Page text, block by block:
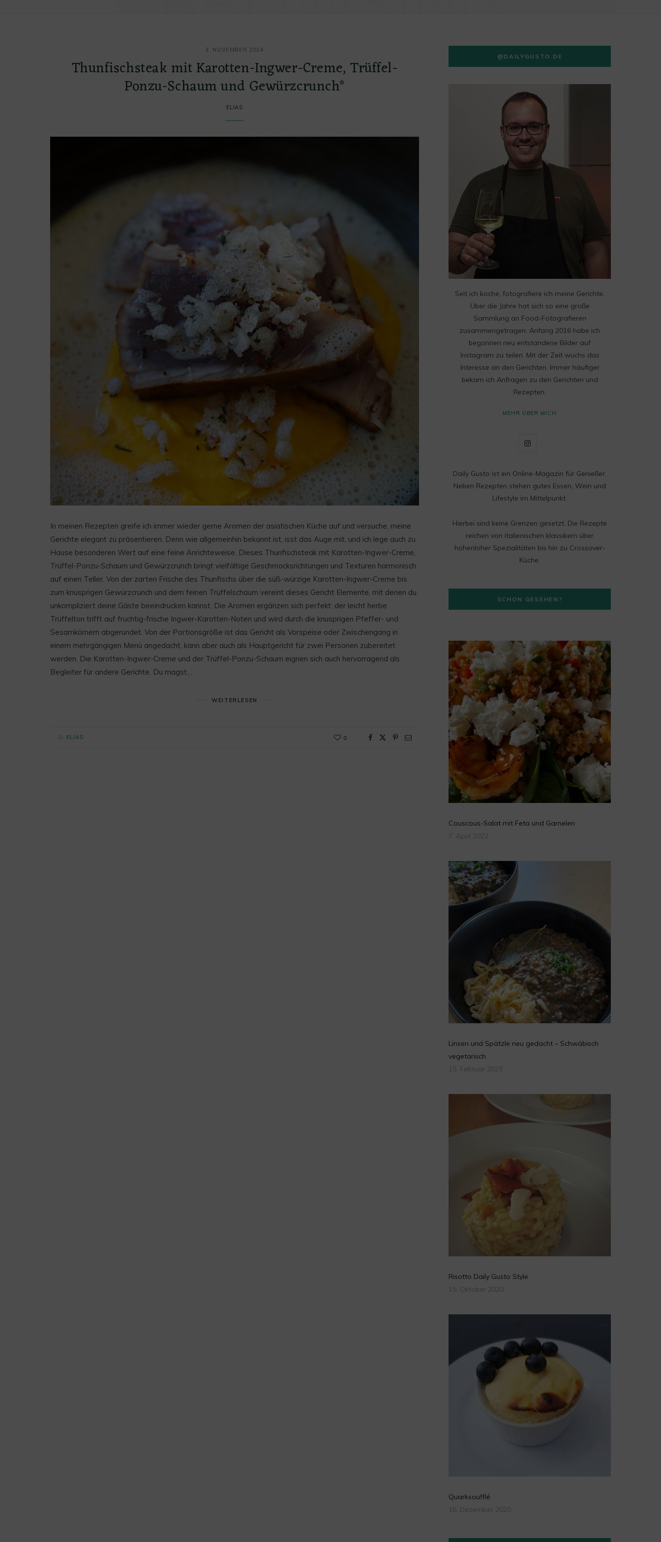
3. NOVEMBER 2024
Thunfischsteak mit Karotten-Ingwer-Creme, Trüffel-
Ponzu-Schaum und Gewürzcrunch*
ELIAS
In meinen Rezepten greife ich immer wieder gerne Aromen der asiatischen Küche auf und versuche, meine
Gerichte elegant zu präsentieren. Denn wie allgemeinhin bekannt ist, isst das Auge mit, und ich lege auch zu
Hause besonderen Wert auf eine feine Anrichteweise. Dieses Thunfischsteak mit Karotten-Ingwer-Creme,
Trüffel-Ponzu-Schaum und Gewürzcrunch bringt vielfältige Geschmacksrichtungen und Texturen harmonisch
auf einen Teller. Von der zarten Frische des Thunfischs über die süß-würzige Karotten-Ingwer-Creme bis
zum knusprigen Gewürzcrunch und dem feinen Trüffelschaum vereint dieses Gericht Elemente, mit denen du
unkompliziert deine Gäste beeindrucken kannst. Die Aromen ergänzen sich perfekt: der leicht herbe
Trüffelton trifft auf fruchtig-frische Ingwer-Karotten-Noten und wird durch die knusprigen Pfeffer- und
Sesamkörnern abgerundet. Von der Portionsgröße ist das Gericht als Vorspeise oder Zwischengang in
einem mehrgängigen Menü angedacht, kann aber auch als Hauptgericht für zwei Personen zubereitet
werden. Die Karotten-Ingwer-Creme und der Trüffel-Ponzu-Schaum eignen sich auch hervorragend als
Begleiter für andere Gerichte. Du magst…
WEITERLESEN
ELIAS 0
@DAILYGUSTO.DE
Seit ich koche, fotografiere ich meine Gerichte.
Über die Jahre hat sich so eine große
Sammlung an Food-Fotografieren
zusammengetragen. Anfang 2016 habe ich
begonnen neu entstandene Bilder auf
Instagram zu teilen. Mit der Zeit wuchs das
Interesse an den Gerichten. Immer häufiger
bekam ich Anfragen zu den Gerichten und
Rezepten.
MEHR ÜBER MICH
I
s
t
g
r
m
Daily Gusto ist ein Online-Magazin für Genießer.
Neben Rezepten stehen gutes Essen, Wein und
Lifestyle im Mittelpunkt.
Hierbei sind keine Grenzen gesetzt. Die Rezepte
reichen von italienischen klassikern über
hohenloher Spezialitäten bis hin zu Crossover-
Küche.
SCHON GESEHEN?
Couscous-Salat mit Feta und Garnelen
7. April 2022
Linsen und Spätzle neu gedacht – Schwäbisch
vegetarisch
15. Februar 2025
Risotto Daily Gusto Style
15. Oktober 2020
Quarksoufflé
16. Dezember 2020